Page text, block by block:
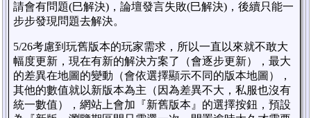
請會有問題(巳解決)，論壇發言失敗(巳解決)，後續只能一
步步發現問題去解決。
5/26考慮到玩舊版本的玩家需求，所以一直以來就不敢大
幅度更新，現在有新的解決方案了（會逐步更新），最大
的差異在地圖的變動（會依選擇顯示不同的版本地圖），
其他的數值就以新版本為主（因為差異不大，私服也沒有
統一數值），網站上會加『新舊版本』的選擇按鈕，預設